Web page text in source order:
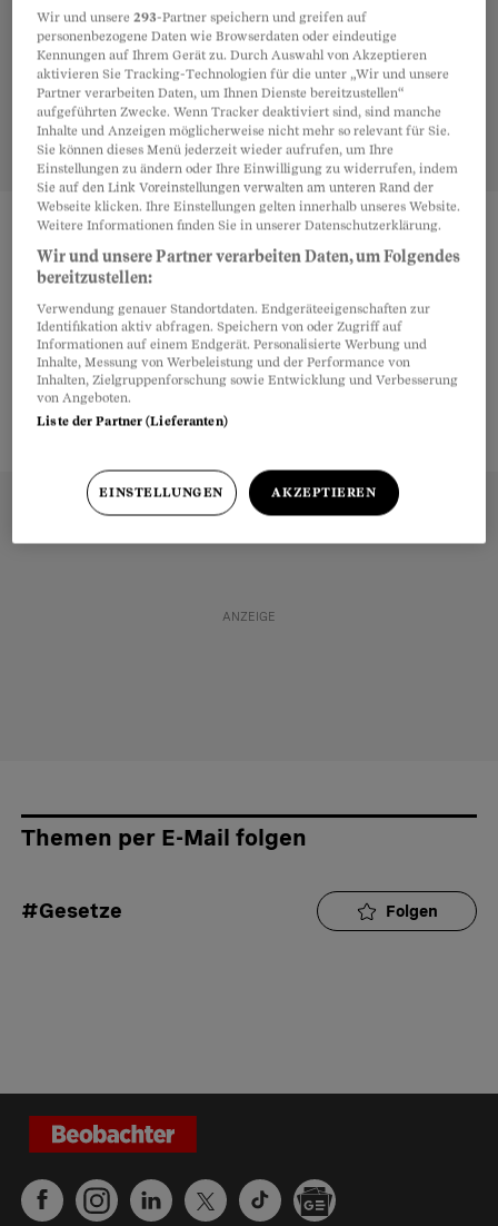
Teilen Merken
Artikel teilen
keine Einträge zu X
weiter zu Begriffen mit Y
zurück zuBegriffen mit W
Themen per E-Mail folgen
#Gesetze Folgen
Wir und unsere293-Partner speichern und greifen auf
personenbezogene Daten wie Browserdaten oder eindeutige
Kennungen auf Ihrem Gerät zu. Durch Auswahl von Akzeptieren
aktivieren Sie Tracking-Technologien für die unter „Wir und unsere
Partner verarbeiten Daten, um Ihnen Dienste bereitzustellen“
aufgeführten Zwecke. Wenn Tracker deaktiviert sind, sind manche
Inhalte und Anzeigen möglicherweise nicht mehr so relevant für Sie.
Sie können dieses Menü jederzeit wieder aufrufen, um Ihre
Einstellungen zu ändern oder Ihre Einwilligung zu widerrufen, indem
Sie auf den Link Voreinstellungen verwalten am unteren Rand der
Webseite klicken. Ihre Einstellungen gelten innerhalb unseres Website.
Weitere Informationen finden Sie in unserer Datenschutzerklärung.
Wir und unsere Partner verarbeiten Daten, um Folgendes
bereitzustellen:
Verwendung genauer Standortdaten. Endgeräteeigenschaften zur
Identifikation aktiv abfragen. Speichern von oder Zugriff auf
Informationen auf einem Endgerät. Personalisierte Werbung und
Inhalte, Messung von Werbeleistung und der Performance von
Inhalten, Zielgruppenforschung sowie Entwicklung und Verbesserung
von Angeboten.
Liste der Partner (Lieferanten)
EINSTELLUNGEN AKZEPTIEREN